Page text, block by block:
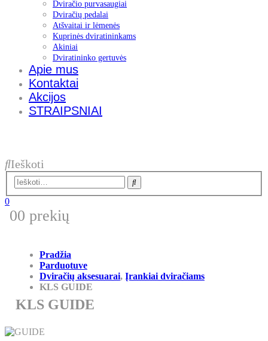
Dviračio purvasaugiai
Dviračių pedalai
Atšvaitai ir lėmenės
Kuprinės dviratininkams
Akiniai
Dviratininko gertuvės
Apie mus
Kontaktai
Akcijos
STRAIPSNIAI
Ieškoti
0
00 prekių
Pradžia
Parduotuve
Dviračių aksesuarai, Įrankiai dviračiams
KLS GUIDE
KLS GUIDE